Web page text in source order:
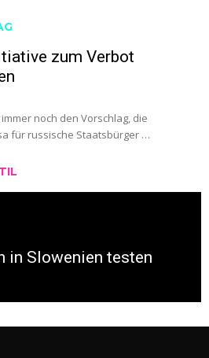
zum Verbot
noch den Vorschlag, die
für russische Staatsbürger …
in Slowenien testen